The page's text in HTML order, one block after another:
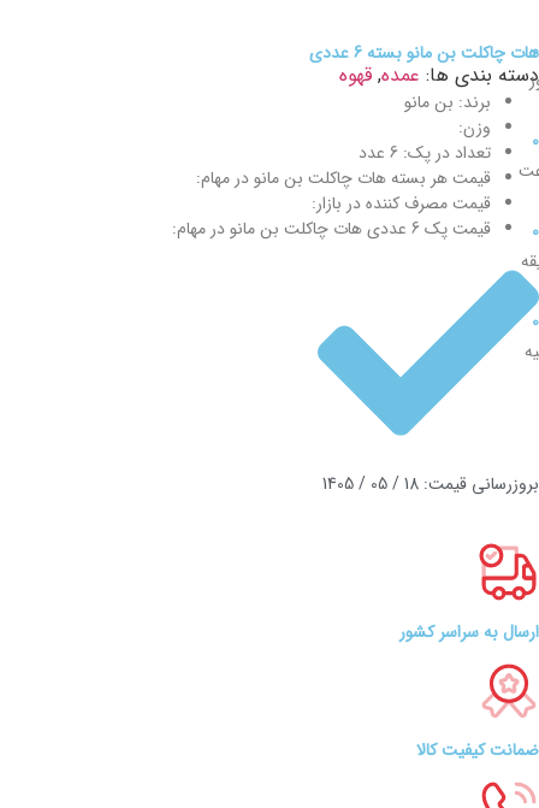
0
0
0
0
هات چاکلت بن مانو بسته 6 عددی
دسته بندی ها: عمده, قهوه
برند: بن مانو
وزن:
تعداد در پک: 6 عدد
قیمت هر بسته هات چاکلت بن مانو در مهام:
قیمت مصرف کننده در بازار:
قیمت پک 6 عددی هات چاکلت بن مانو در مهام:
بروزرسانی قیمت: 18 / 05 / 1405
ارسال به سراسر کشور
ضمانت کیفیت کالا